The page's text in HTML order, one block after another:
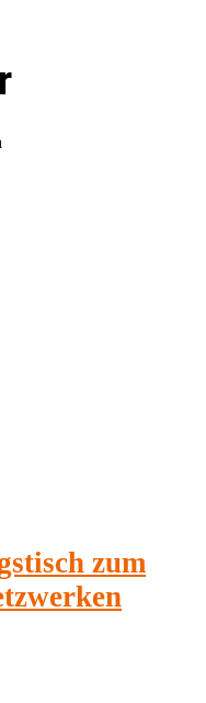
zum